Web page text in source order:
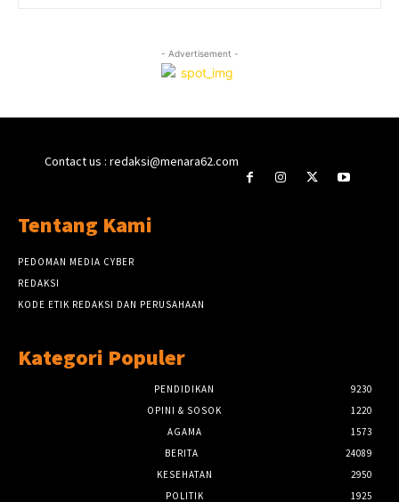
- Advertisement -
Contact us : redaksi@menara62.com
Tentang Kami
PEDOMAN MEDIA CYBER
REDAKSI
KODE ETIK REDAKSI DAN PERUSAHAAN
Kategori Populer
PENDIDIKAN
9230
OPINI & SOSOK
1220
AGAMA
1573
BERITA
24089
KESEHATAN
2950
POLITIK
1925